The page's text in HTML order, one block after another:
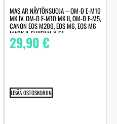
MAS AR NÄYTÖNSUOJA – OM-D E-M10
MK IV, OM-D E-M10 MK II, OM-D E-M5,
CANON EOS M200, EOS M6, EOS M6
MARK II, FUJIFILM X-E4
29,90€
LISÄÄ OSTOSKORIIN